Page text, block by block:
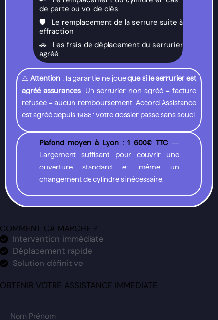
de perte ou vol de clés
🛡️ Le remplacement de la serrure suite à
effraction
🚗 Les frais de déplacement du serrurier
agréé
⚠️Attention : la garantie ne joueque si le serrurier est
agréé assurances. Un serrurier non agréé = facture
refusée = aucun remboursement. Accord Assistance
est agréé depuis 1988 : votre dossier passe sans souci
Plafond moyen à Lyon : 1 600€ TTC—
Largement suffisant pour couvrir une
ouverture standard et même un
changement de cylindre si nécessaire.
COMMENT CA MARCHE ?
Intervention immédiate
Déplacement rapide
Solution définitive
OBTENIR VOTRE ASSISTANCE IMMEDIATE